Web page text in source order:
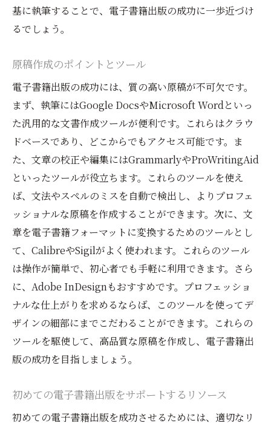
基に執筆することで、電子書籍出版の成功に一歩近づけ
るでしょう。
原稿作成のポイントとツール
電子書籍出版の成功には、質の高い原稿が不可欠です。
まず、執筆にはGoogle DocsやMicrosoft Wordといっ
た汎用的な文書作成ツールが便利です。これらはクラウ
ドベースであり、どこからでもアクセス可能です。ま
た、文章の校正や編集にはGrammarlyやProWritingAid
といったツールが役立ちます。これらのツールを使え
ば、文法やスペルのミスを自動で検出し、よりプロフェ
ッショナルな原稿を作成することができます。次に、文
章を電子書籍フォーマットに変換するためのツールとし
て、CalibreやSigilがよく使われます。これらのツール
は操作が簡単で、初心者でも手軽に利用できます。さら
に、Adobe InDesignもおすすめです。プロフェッショ
ナルな仕上がりを求めるならば、このツールを使ってデ
ザインの細部にまでこだわることができます。これらの
ツールを駆使して、高品質な原稿を作成し、電子書籍出
版の成功を目指しましょう。
初めての電子書籍出版をサポートするリソース
初めての電子書籍出版を成功させるためには、適切なリ